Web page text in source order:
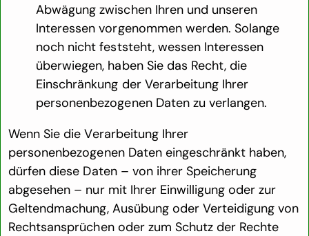
Abwägung zwischen Ihren und unseren
Interessen vorgenommen werden. Solange
noch nicht feststeht, wessen Interessen
überwiegen, haben Sie das Recht, die
Einschränkung der Verarbeitung Ihrer
personenbezogenen Daten zu verlangen.
Wenn Sie die Verarbeitung Ihrer
personenbezogenen Daten eingeschränkt haben,
dürfen diese Daten – von ihrer Speicherung
abgesehen – nur mit Ihrer Einwilligung oder zur
Geltendmachung, Ausübung oder Verteidigung von
Rechtsansprüchen oder zum Schutz der Rechte